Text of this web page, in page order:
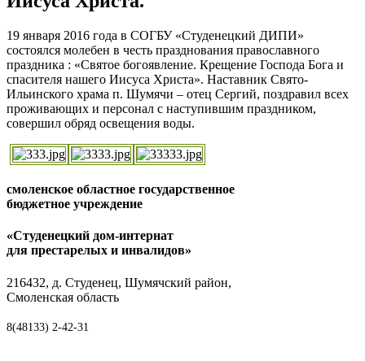
19 января 2016 года в СОГБУ «Студенецкий ДИПИ»
состоялся молебен в честь празднования православного
праздника : «Святое богоявление. Крещение Господа Бога и
спасителя нашего Иисуса Христа». Наставник Свято-
Ильинского храма п. Шумячи – отец Сергий, поздравил всех
проживающих и персонал с наступившим праздником,
совершил обряд освещения воды.
смоленское областное государственное
бюджетное учреждение
«Студенецкий дом-интернат
для престарелых и инвалидов»
216432, д. Студенец, Шумячский район,
Смоленская область
8(48133) 2-42-31